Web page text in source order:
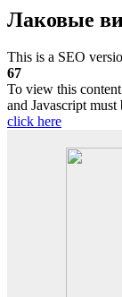
Лаковые
This is a SEO
67
To view this
and Javascript
click here